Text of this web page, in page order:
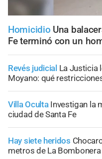
Homicidio Una
Fe terminó con un
Revés judicial La Justicia
Moyano: qué
Villa Oculta Investigan la
ciudad de Santa Fe
Hay siete heridos
metros de La Bombonera